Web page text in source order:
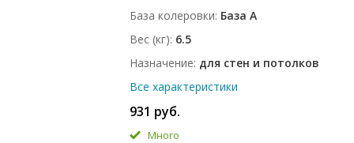
База колеровки База A
Вес (кг) 6.5
Назначение для стен и потолков
Все характеристики
931 руб.
Много